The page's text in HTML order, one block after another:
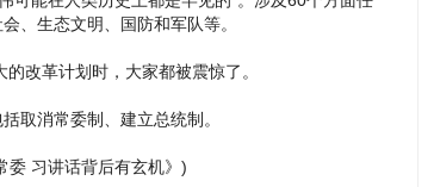
、生态文明、国防和军队等。
改革计划时，大家都被震惊了。
取消常委制、建立总统制。
委 习讲话背后有玄机》)